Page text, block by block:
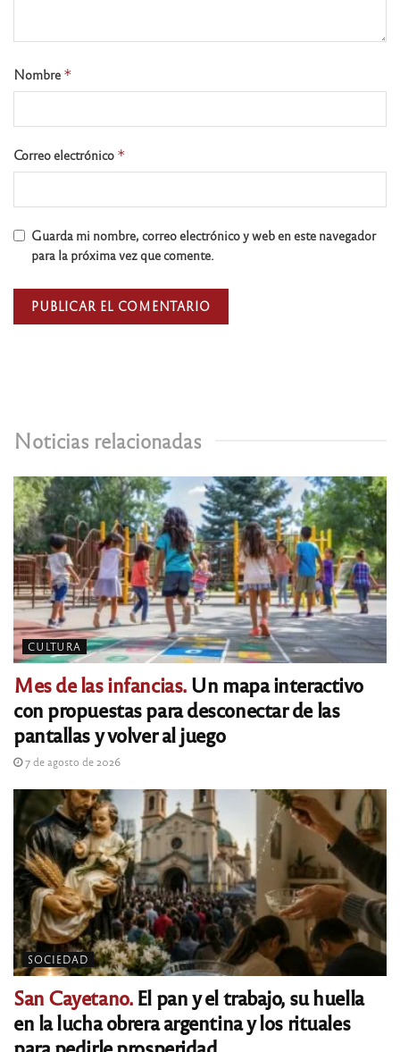
Noticias relacionadas
CULTURA
Mes de las infancias.Un mapa interactivo
con propuestas para desconectar de las
pantallas y volver al juego
7 de agosto de 2026
SOCIEDAD
San Cayetano.El pan y el trabajo, su huella
en la lucha obrera argentina y los rituales
Nombre *
Correo electrónico *
Guarda mi nombre, correo electrónico y web en este navegador
para la próxima vez que comente.